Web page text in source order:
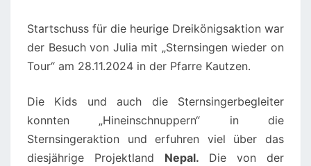
BESUCH
IN
KAUTZEN
Startschuss für die heurige Dreikönigsaktion war
der Besuch von Julia mit „Sternsingen wieder on
Tour“ am 28.11.2024 in der Pfarre Kautzen.
Die Kids und auch die Sternsingerbegleiter
konnten „Hineinschnuppern“ in die
Sternsingeraktion und erfuhren viel über das
diesjährige Projektland Nepal. Die von der